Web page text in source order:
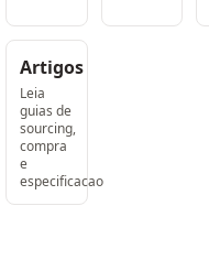
Artigos
Leia
guias de
sourcing,
compra
e
especificacao